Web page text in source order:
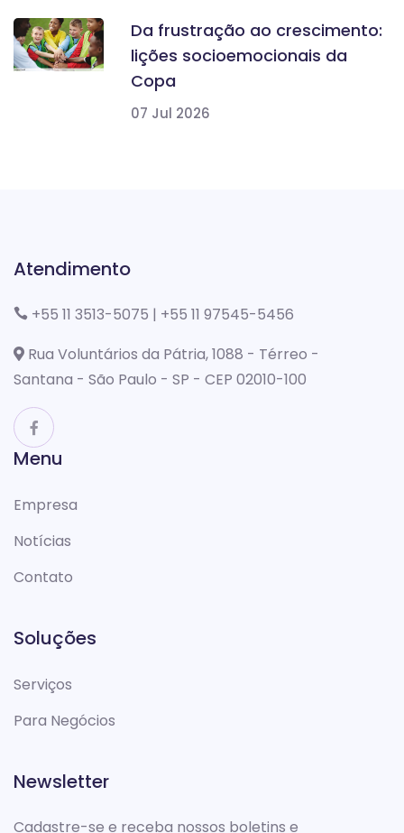
Da frustração ao crescimento:
lições socioemocionais da
Copa
07 Jul 2026
Atendimento
+55 11 3513-5075 | +55 11 97545-5456
Rua Voluntários da Pátria, 1088 - Térreo -
Santana - São Paulo - SP - CEP 02010-100
Menu
Empresa
Notícias
Contato
Soluções
Serviços
Para Negócios
Newsletter
Cadastre-se e receba nossos boletins e